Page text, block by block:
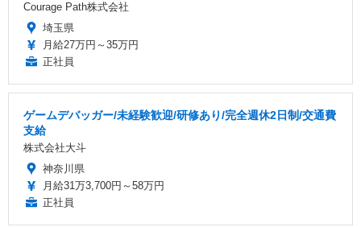
Courage Path株式会社
埼玉県
月給27万円～35万円
正社員
ゲームデバッガー/未経験歓迎/研修あり/完全週休2日制/交通費
支給
株式会社大斗
神奈川県
月給31万3,700円～58万円
正社員